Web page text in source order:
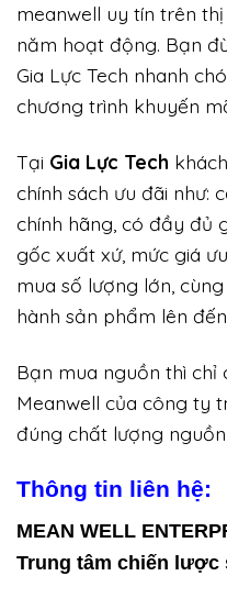
meanwell uy tín trên
năm hoạt động. Bạn
Gia Lực Tech nhanh
chương trình khuyến
Tại Gia Lực Tech
chính sách ưu đãi như:
chính hãng, có đầy đủ
gốc xuất xứ, mức giá
mua số lượng lớn,
hành sản phẩm lên
Bạn mua nguồn thì chỉ
Meanwell của công ty
đúng chất lượng
Thông tin liên hệ:
MEAN WELL
Trung tâm chiến lược